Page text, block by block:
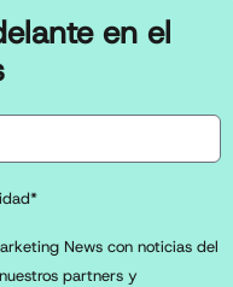
en el
News con noticias del
partners y